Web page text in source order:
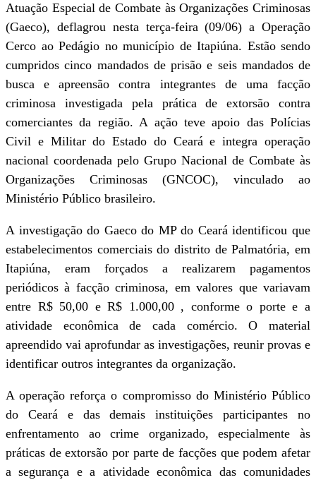
Atuação Especial de Combate às Organizações Criminosas
(Gaeco), deflagrou nesta terça-feira (09/06) a Operação
Cerco ao Pedágio no município de Itapiúna. Estão sendo
cumpridos cinco mandados de prisão e seis mandados de
busca e apreensão contra integrantes de uma facção
criminosa investigada pela prática de extorsão contra
comerciantes da região. A ação teve apoio das Polícias
Civil e Militar do Estado do Ceará e integra operação
nacional coordenada pelo Grupo Nacional de Combate às
Organizações Criminosas (GNCOC), vinculado ao
Ministério Público brasileiro.
A investigação do Gaeco do MP do Ceará identificou que
estabelecimentos comerciais do distrito de Palmatória, em
Itapiúna, eram forçados a realizarem pagamentos
periódicos à facção criminosa, em valores que variavam
entre R$ 50,00 e R$ 1.000,00 , conforme o porte e a
atividade econômica de cada comércio. O material
apreendido vai aprofundar as investigações, reunir provas e
identificar outros integrantes da organização.
A operação reforça o compromisso do Ministério Público
do Ceará e das demais instituições participantes no
enfrentamento ao crime organizado, especialmente às
práticas de extorsão por parte de facções que podem afetar
a segurança e a atividade econômica das comunidades